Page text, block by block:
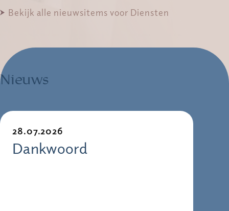
Bekijk alle nieuwsitems voor Diensten
Nieuws
28.07.2026
Dankwoord